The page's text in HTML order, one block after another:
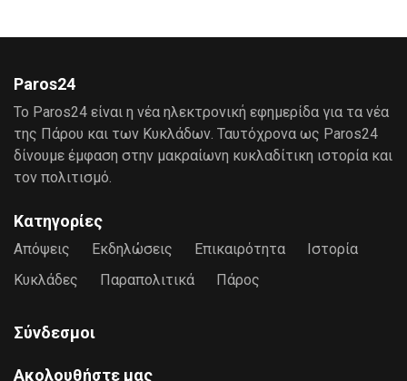
Paros24
Το Paros24 είναι η νέα ηλεκτρονική εφημερίδα για τα νέα
της Πάρου και των Κυκλάδων. Ταυτόχρονα ως Paros24
δίνουμε έμφαση στην μακραίωνη κυκλαδίτικη ιστορία και
τον πολιτισμό.
Κατηγορίες
Απόψεις Εκδηλώσεις Επικαιρότητα
Ιστορία
Κυκλάδες
Παραπολιτικά Πάρος
Σύνδεσμοι
Ακολουθήστε μας